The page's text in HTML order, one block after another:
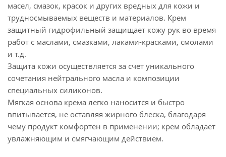
масел, смазок, красок и других вредных для кожи и
трудносмываемых веществ и материалов. Крем
защитный гидрофильный защищает кожу рук во время
работ с маслами, смазками, лаками-красками, смолами
и т.д.
Защита кожи осуществляется за счет уникального
сочетания нейтрального масла и композиции
специальных силиконов.
Мягкая основа крема легко наносится и быстро
впитывается, не оставляя жирного блеска, благодаря
чему продукт комфортен в применении; крем обладает
увлажняющим и смягчающим действием.